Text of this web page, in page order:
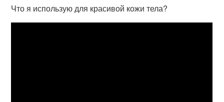
Что я использую для красивой кожи тела?